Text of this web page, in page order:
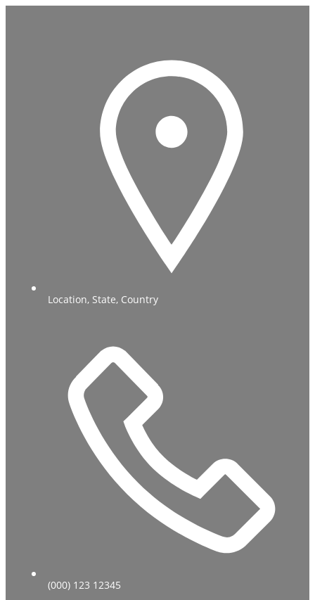
Location, State, Country
(000) 123 12345